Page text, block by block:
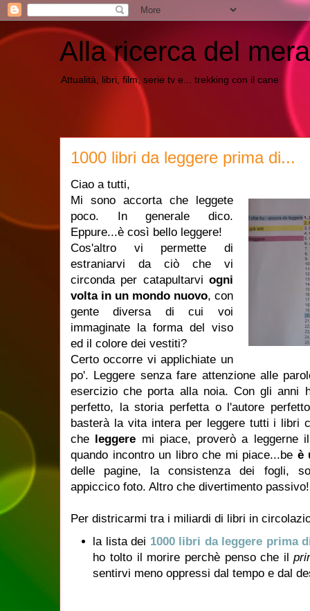
Alla ricerca del
Attualità, libri, film, serie tv e... trekking con il cane
1000 libri da leggere prima di...
Ciao a tutti,
Mi sono accorta che leggete
poco. In generale dico.
Eppure...è così bello leggere!
Cos'altro vi permette di
estraniarvi da ciò che vi
circonda per catapultarvi ogni
volta in un mondo nuovo, con
gente diversa di cui voi
immaginate la forma del viso
ed il colore dei vestiti?
Certo occorre vi applichiate un
po'. Leggere senza fare attenzione alle
esercizio che porta alla noia. Con gli anni
perfetto, la storia perfetta o l'autore
basterà la vita intera per leggere tutti i libri
che leggere mi piace, proverò a leggerne
quando incontro un libro che mi piace...be è
delle pagine, la consistenza dei fogli,
appiccico foto. Altro che divertimento passivo!
Per districarmi tra i miliardi di libri in
la lista dei 1000 libri da leggere prima
ho tolto il morire perchè penso che il
sentirvi meno oppressi dal tempo e dal